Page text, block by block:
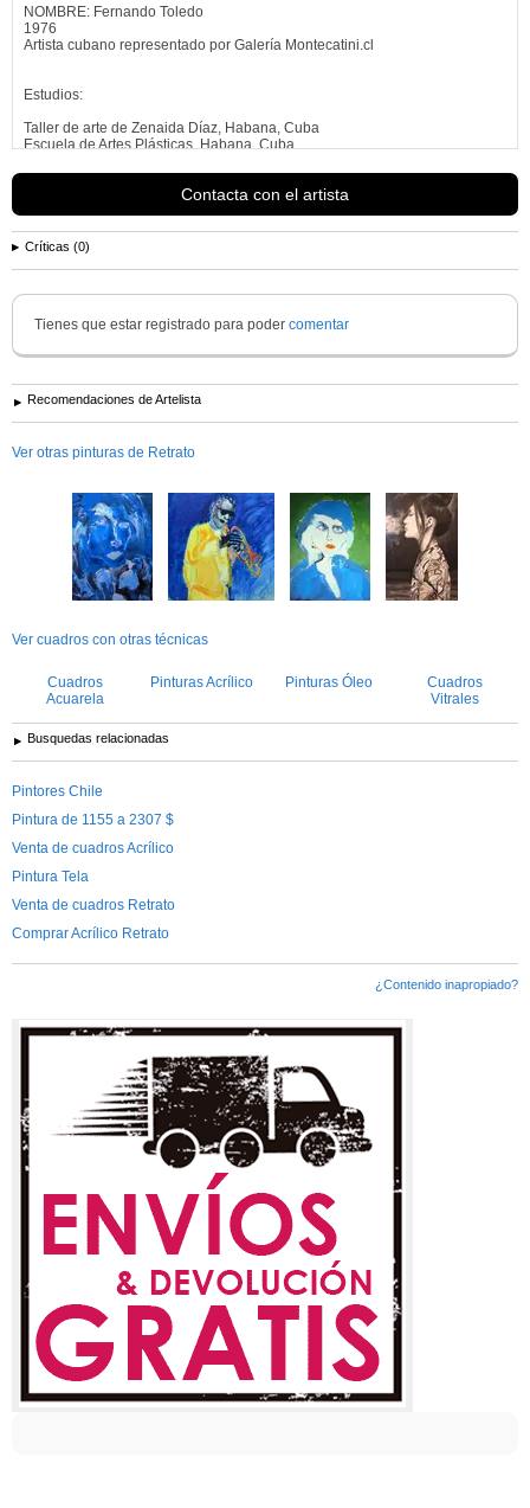
NOMBRE: Fernando Toledo
1976
Artista cubano representado por Galería Montecatini.cl
Estudios:
Taller de arte de Zenaida Díaz, Habana, Cuba
Escuela de Artes Plásticas, Habana, Cuba
Magister en Humanidades, Mención Historia del Arte, Universidad del
Actualmente Profesor dedibujo, facultad de Diseño, Universidad del
Desarrollo / Profesor de Arte, proyecto ?talentos? de la
Contacta con el artista
Críticas (0)
Tienes que estar registrado para poder comentar
Recomendaciones de Artelista
Ver otras pinturas de Retrato
Ver cuadros con otras técnicas
Cuadros
Acuarela
Pinturas Acrílico Pinturas Óleo
Cuadros
Vitrales
Busquedas relacionadas
Pintores Chile
Pintura de 1155 a 2307 $
Venta de cuadros Acrílico
Pintura Tela
Venta de cuadros Retrato
Comprar Acrílico Retrato
¿Contenido inapropiado?